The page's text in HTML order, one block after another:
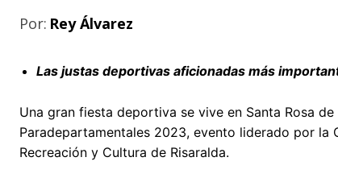
Por: Rey Álvarez
Las justas deportivas aficionadas más
Una gran fiesta deportiva se vive en Santa Rosa
Paradepartamentales 2023, evento liderado por la
Recreación y Cultura de Risaralda.